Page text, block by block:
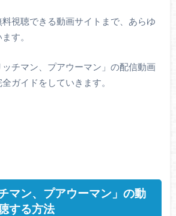
視聴できる動画サイトまで、あらゆ
す。
チマン、プアウーマン」の配信動画
ガイドをしていきます。
マン、プアウーマン」の動
する方法